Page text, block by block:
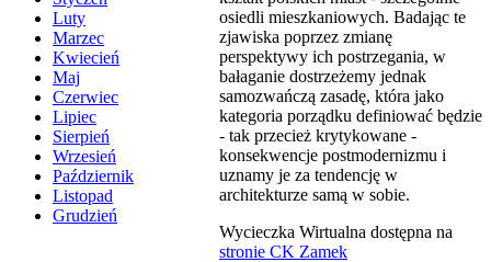
Luty
Marzec
Kwiecień
Maj
Czerwiec
Lipiec
Sierpień
Wrzesień
Październik
Listopad
Grudzień
osiedli mieszkaniowych. Badając te
zjawiska poprzez zmianę
perspektywy ich postrzegania, w
bałaganie dostrzeżemy jednak
samozwańczą zasadę, która jako
kategoria porządku definiować będzie
- tak przecież krytykowane -
konsekwencje postmodernizmu i
uznamy je za tendencję w
architekturze samą w sobie.
Wycieczka Wirtualna dostępna na
stronie CK Zamek